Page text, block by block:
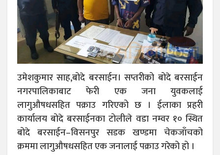
उमेशकुमार साह,बोदे बरसाईन। सप्तरीको बोदे बरसाईन
नगरपालिकाबाट फेरी एक जना युवकलाई
लागुऔषधसहित पक्राउ गरिएको छ । ईलाका प्रहरी
कार्यालय बोदे बरसाईनका टोलीले वडा नम्वर १० स्थित
बोदे बरसाईन–विसनपुर सडक खण्डमा चेकजाँचको
क्रममा लागुऔषधसहित एक जनालाई पक्राउ गरेको हो ।